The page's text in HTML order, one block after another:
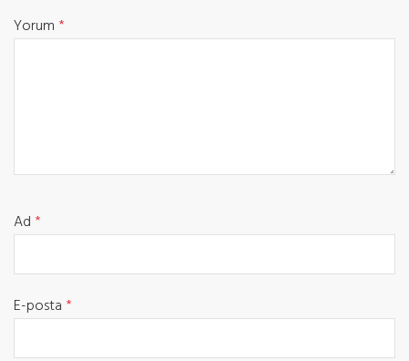
Yorum*
Ad*
E-posta*